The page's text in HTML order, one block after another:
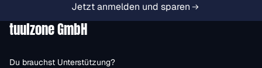
Jetzt anmelden und sparen
tuulzone GmbH
Du brauchst Unterstützung?